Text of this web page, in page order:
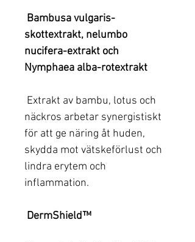
Bambusa vulgaris-
skottextrakt, nelumbo
nucifera-extrakt och
Nymphaea alba-rotextrakt
Extrakt av bambu, lotus och
näckros arbetar synergistiskt
för att ge näring åt huden,
skydda mot vätskeförlust och
lindra erytem och
inflammation.
DermShield™